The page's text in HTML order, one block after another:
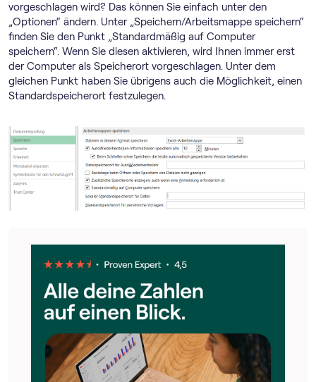
vorgeschlagen wird? Das können Sie einfach unter den
„Optionen“ ändern. Unter „Speichern/Arbeitsmappe speichern“
finden Sie den Punkt „Standardmäßig auf Computer
speichern“. Wenn Sie diesen aktivieren, wird Ihnen immer erst
der Computer als Speicherort vorgeschlagen. Unter dem
gleichen Punkt haben Sie übrigens auch die Möglichkeit, einen
Standardspeicherort festzulegen.